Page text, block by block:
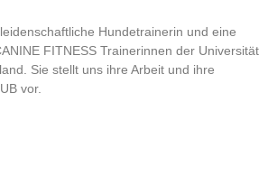
Hundetrainerin und eine
FITNESS Trainerinnen der Universität
Sie stellt uns ihre Arbeit und ihre
vor.